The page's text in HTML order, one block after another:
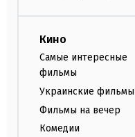
Кино
Самые интересные
фильмы
Украинские фильмы
Фильмы на вечер
Комедии